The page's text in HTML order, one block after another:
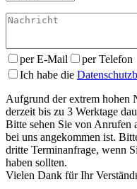
per E-Mail
per Telefon
Bitte
dieses
Feld
leer.
Ich habe die
Aufgrund der extrem hohen
derzeit bis zu 3 Werktage
Bitte sehen Sie von Anrufen
bei uns angekommen ist.
dritte Terminanfrage, wenn
haben sollten.
Vielen Dank für Ihr